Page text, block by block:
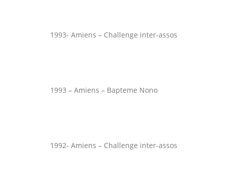
1993- Amiens – Challenge inter-assos
1993 – Amiens – Bapteme Nono
1992- Amiens – Challenge inter-assos